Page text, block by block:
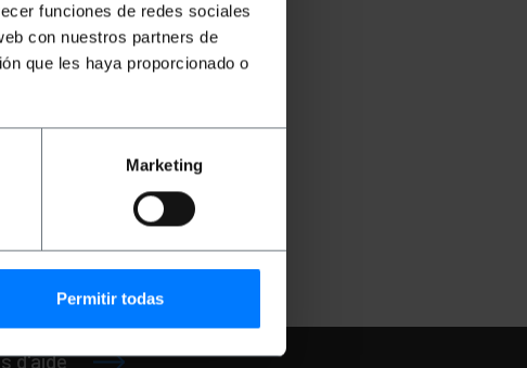
funciones de redes sociales
con nuestros partners de
que les haya proporcionado o
Marketing
Permitir todas
porte
REF: LK095
d'aide